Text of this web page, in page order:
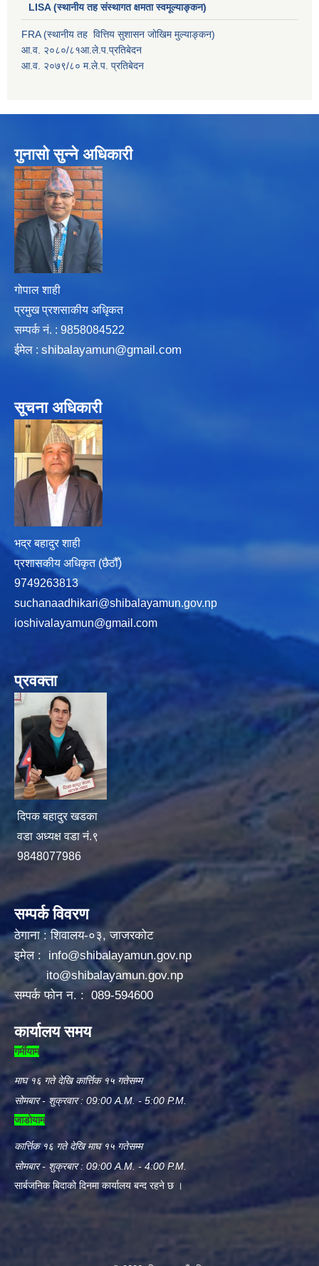
LISA (स्थानीय तह संस्थागत क्षमता स्वमूल्याङ्कन)
FRA (स्थानीय तह वित्तिय सुशासन जोखिम मुल्याङ्कन)
आ.व. २०८०/८१आ.ले.प.प्रतिबेदन
आ.व. २०७९/८० म.ले.प. प्रतिबेदन
गुनासो सुन्ने अधिकारी
गोपाल शाही
प्रमुख प्रशसाकीय अधिृकत
सम्पर्क न‌ं. : 9858084522
ईमेल : shibalayamun@gmail.com
सूचना अधिकारी
भद्र बहादुर शाही
प्रशासकीय अधिकृत (छैठौँ)
9749263813
suchanaadhikari@shibalayamun.gov.np
ioshivalayamun@gmail.com
प्रवक्ता
दिपक बहादुर खडका
वडा अध्यक्ष वडा नं.९
9848077986
सम्पर्क विवरण
ठेगाना : शिवालय-०३, जाजरकोट
इमेल : info@shibalayamun.gov.np
ito@shibalayamun.gov.np
सम्पर्क फोन न. : 089-594600
कार्यालय समय
गर्मीयाम
माघ १६ गते देखि कार्त्तिक १५ गतेसम्म
सोमबार - शुक्रवार : 09:00 A.M. - 5:00 P.M.
जाडोयाम
कार्त्तिक १६ गते देखि माघ १५ गतेसम्म
सोमबार - शुक्रबार : 09:00 A.M. - 4:00 P.M.
सार्बजनिक बिदाको दिनमा कार्यालय बन्द रहने छ ।